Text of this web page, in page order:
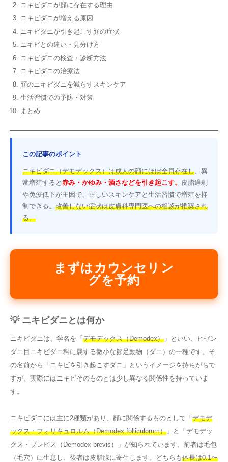
ニキビダニが顔に存在する理由
ニキビダニが増える原因
ニキビダニが引き起こす顔の症状
ニキビとの違い・見分け方
ニキビダニの検査・診断方法
ニキビダニの治療法
顔のニキビダニを減らすスキンケア
生活習慣での予防・対策
まとめ
この記事のポイント
ニキビダニ（デモデックス）は成人の顔にほぼ全員存在し 、異
常増殖すると 赤み・かゆみ・酒さなどを引き起こす。
皮脂過剰
や免疫低下が主因で、正しいスキンケアと生活習慣で増殖を抑
制できる。 改善しない症状は皮膚科専門医への相談が推奨され
る。
まずはカウンセリン
グを予約
💡 ニキビダニとは何か
ニキビダニは、学名を「デモデックス（Demodex） 」といい、ヒゼン
ダニ目ニキビダニ科に属する微小な節足動物（ダニ）の一種です。そ
の名前から「ニキビを引き起こすダニ」というイメージを持ちがちで
すが、実際にはニキビそのものとは少し異なる関係性を持っていま
す。
ニキビダニには主に2種類があり、顔に関係するものとして「デモデ
ックス・フォリキュロルム（Demodex folliculorum） 」と「デモデッ
クス・ブレビス（Demodex brevis）」が知られています。前者は毛包
（毛穴）に生息し、後者は皮脂腺に寄生します。どちらも体長は0.1〜